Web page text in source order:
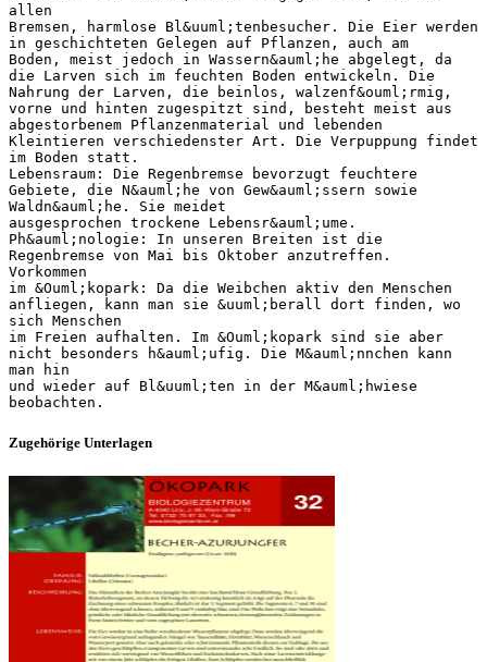
allen
Bremsen, harmlose Bl&uuml;tenbesucher. Die Eier werden
in geschichteten Gelegen auf Pflanzen, auch am
Boden, meist jedoch in Wassern&auml;he abgelegt, da
die Larven sich im feuchten Boden entwickeln. Die
Nahrung der Larven, die beinlos, walzenf&ouml;rmig,
vorne und hinten zugespitzt sind, besteht meist aus
abgestorbenem Pflanzenmaterial und lebenden
Kleintieren verschiedenster Art. Die Verpuppung findet
im Boden statt.
Lebensraum: Die Regenbremse bevorzugt feuchtere
Gebiete, die N&auml;he von Gew&auml;ssern sowie
Waldn&auml;he. Sie meidet
ausgesprochen trockene Lebensr&auml;ume.
Ph&auml;nologie: In unseren Breiten ist die
Regenbremse von Mai bis Oktober anzutreffen.
Vorkommen
im &Ouml;kopark: Da die Weibchen aktiv den Menschen
anfliegen, kann man sie &uuml;berall dort finden, wo
sich Menschen
im Freien aufhalten. Im &Ouml;kopark sind sie aber
nicht besonders h&auml;ufig. Die M&auml;nnchen kann
man hin
und wieder auf Bl&uuml;ten in der M&auml;hwiese
Zugehörige Unterlagen